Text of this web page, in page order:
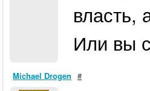
власть,
Или вы
Michael Drogen #